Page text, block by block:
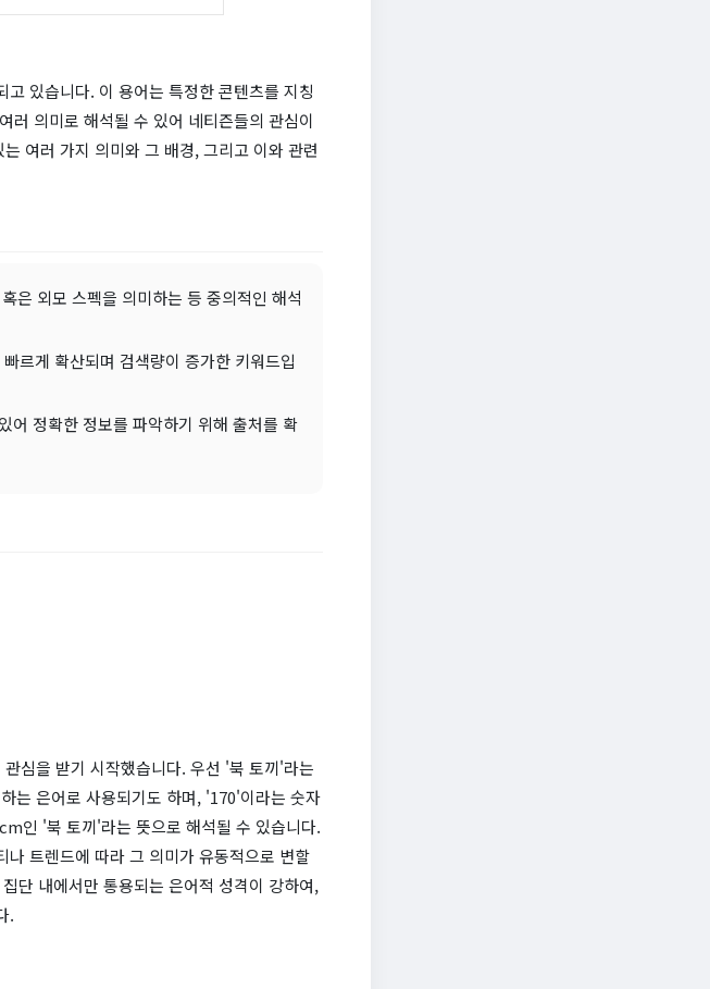
있습니다. 이 용어는 특정한 콘텐츠를 지칭
러 의미로 해석될 수 있어 네티즌들의 관심이
여러 가지 의미와 그 배경, 그리고 이와 관련
은 외모 스펙을 의미하는 등 중의적인 해석
르게 확산되며 검색량이 증가한 키워드입
어 정확한 정보를 파악하기 위해 출처를 확
심을 받기 시작했습니다. 우선 '북 토끼'라는
는 은어로 사용되기도 하며, '170'이라는 숫자
인 '북 토끼'라는 뜻으로 해석될 수 있습니다.
트렌드에 따라 그 의미가 유동적으로 변할
단 내에서만 통용되는 은어적 성격이 강하여,
.